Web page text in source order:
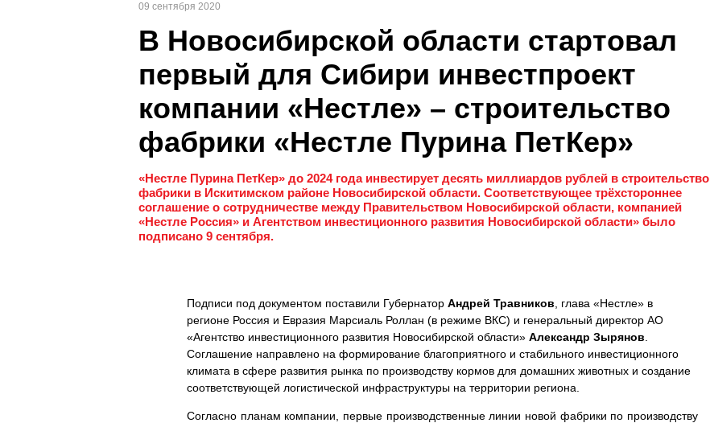
09 сентября 2020
В Новосибирской области стартовал
первый для Сибири инвестпроект
компании «Нестле» – строительство
фабрики «Нестле Пурина ПетКер»
«Нестле Пурина ПетКер» до 2024 года инвестирует десять миллиардов рублей в строительство
фабрики в Искитимском районе Новосибирской области. Соответствующее трёхстороннее
соглашение о сотрудничестве между Правительством Новосибирской области, компанией
«Нестле Россия» и Агентством инвестиционного развития Новосибирской области» было
подписано 9 сентября.
Подписи под документом поставили Губернатор Андрей Травников , глава «Нестле» в
регионе Россия и Евразия Марсиаль Роллан (в режиме ВКС) и генеральный директор АО
«Агентство инвестиционного развития Новосибирской области» Александр Зырянов
Соглашение направлено на формирование благоприятного и стабильного инвестиционного
климата в сфере развития рынка по производству кормов для домашних животных и создание
соответствующей логистической инфраструктуры на территории региона.
Согласно планам компании, первые производственные линии новой фабрики по производству